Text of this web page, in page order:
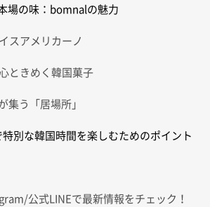
場の味：bomnalの魅力
スアメリカーノ
ときめく韓国菓子
集う「居場所」
特別な韓国時間を楽しむためのポイント
公式LINEで最新情報をチェック！